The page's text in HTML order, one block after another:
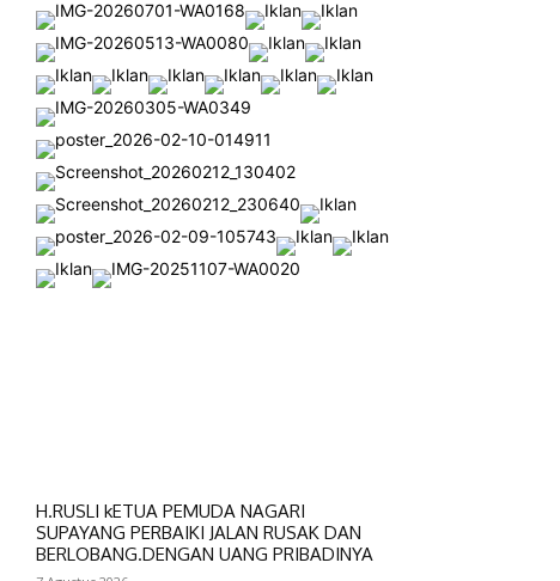
H.RUSLI kETUA PEMUDA NAGARI
SUPAYANG PERBAIKI JALAN RUSAK DAN
BERLOBANG.DENGAN UANG PRIBADINYA